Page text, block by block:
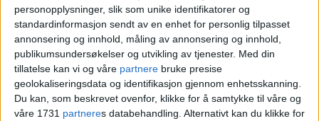
personopplysninger, slik som unike identifikatorer og
standardinformasjon sendt av en enhet for personlig tilpasset
annonsering og innhold, måling av annonsering og innhold,
publikumsundersøkelser og utvikling av tjenester. Med din
tillatelse kan vi og våre partnere bruke presise
geolokaliseringsdata og identifikasjon gjennom enhetsskanning.
Du kan, som beskrevet ovenfor, klikke for å samtykke til våre og
våre 1731 partneres databehandling. Alternativt kan du klikke for
Uten erfaring med vinterføre kjørte
sjåførene flere tonn tunge kjøretøy på
glatte vinterveier, forteller Edvardsen og
Gasparovic.